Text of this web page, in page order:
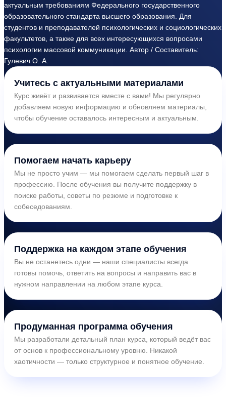
актуальным требованиям Федерального государственного
образовательного стандарта высшего образования. Для
студентов и преподавателей психологических и социологических
факультетов, а также для всех интересующихся вопросами
психологии массовой коммуникации. Автор / Составитель:
Гулевич О. А.
Учитесь с актуальными материалами
Курс живёт и развивается вместе с вами! Мы регулярно
добавляем новую информацию и обновляем материалы,
чтобы обучение оставалось интересным и актуальным.
Помогаем начать карьеру
Мы не просто учим — мы помогаем сделать первый шаг в
профессию. После обучения вы получите поддержку в
поиске работы, советы по резюме и подготовке к
собеседованиям.
Поддержка на каждом этапе обучения
Вы не останетесь одни — наши специалисты всегда
готовы помочь, ответить на вопросы и направить вас в
нужном направлении на любом этапе курса.
Продуманная программа обучения
Мы разработали детальный план курса, который ведёт вас
от основ к профессиональному уровню. Никакой
хаотичности — только структурное и понятное обучение.